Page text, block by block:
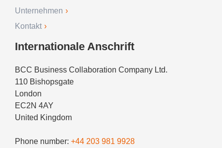
Unternehmen
Kontakt
Internationale Anschrift
BCC Business Collaboration Company Ltd.
110 Bishopsgate
London
EC2N 4AY
United Kingdom
Phone number: +44 203 981 9928